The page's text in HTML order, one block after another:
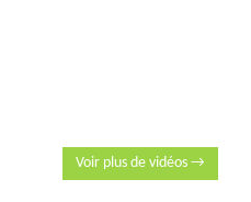
Voir plus de vidéos →